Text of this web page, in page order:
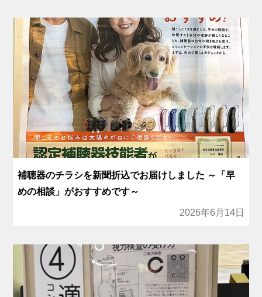
補聴器のチラシを新聞折込でお届けしました ～「早
めの相談」がおすすめです～
2026年6月14日